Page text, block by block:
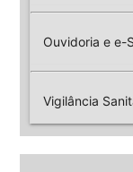
Ouvidoria e e-
Vigilância